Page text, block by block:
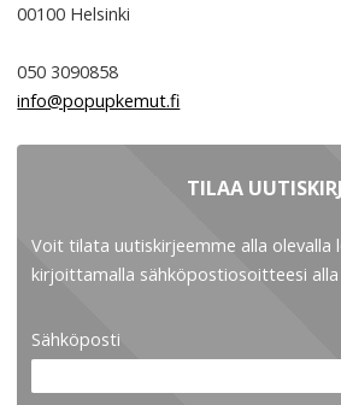
00100 Helsinki
050 3090858
info@popupkemut.fi
TILAA
Voit tilata uutiskirjeemme alla olevalla
kirjoittamalla sähköpostiosoitteesi
Sähköposti